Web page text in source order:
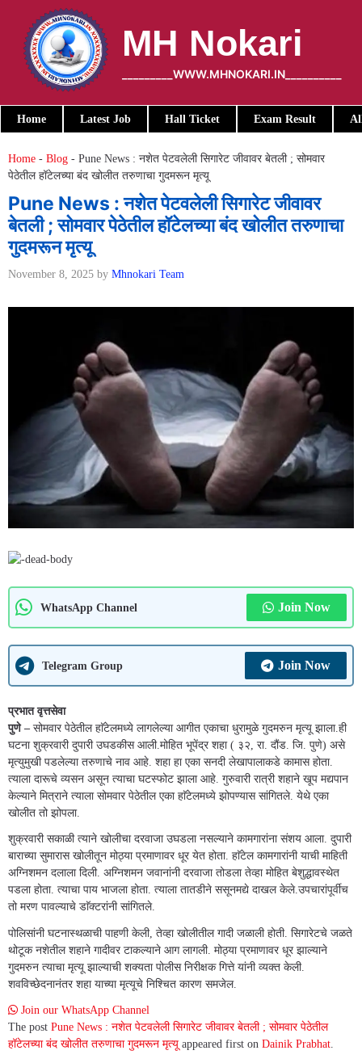
content
MH Nokari
_________WWW.MHNOKARI.IN__________
Home Latest Job Hall Ticket Exam Result
Home - Blog - Pune News : नशेत पेटवलेली सिगारेट जीवावर बेतली ; सोमवार
पेठेतील हॉटेलच्या बंद खोलीत तरुणाचा गुदमरून मृत्यू
Pune News : नशेत पेटवलेली सिगारेट जीवावर
बेतली ; सोमवार पेठेतील हॉटेलच्या बंद खोलीत तरुणाचा
गुदमरून मृत्यू
November 8, 2025 by Mhnokari Team
WhatsApp Channel Join Now
Telegram Group Join Now
प्रभात वृत्तसेवा
पुणे – सोमवार पेठेतील हाॅटेलमध्ये लागलेल्या आगीत एकाचा धुरामुळे गुदमरुन मृत्यू झाला.ही
घटना शुक्रवारी दुपारी उघडकीस आली.मोहित भूपेंद्र शहा ( ३२, रा. दौंड. जि. पुणे) असे
मृत्युमुखी पडलेल्या तरुणाचे नाव आहे. शहा हा एका सनदी लेखापालाकडे कामास होता.
त्याला दारूचे व्यसन असून त्याचा घटस्फोट झाला आहे. गुरुवारी रात्री शहाने खूप मद्यपान
केल्याने मित्राने त्याला सोमवार पेठेतील एका हाॅटेलमध्ये झोपण्यास सांगितले. येथे एका
खोलीत तो झोपला.
शुक्रवारी सकाळी त्याने खोलीचा दरवाजा उघडला नसल्याने कामगारांना संशय आला. दुपारी
बाराच्या सुमारास खोलीतून मोठ्या प्रमाणावर धूर येत होता. हाॅटेल कामगारांनी याची माहिती
अग्निशमन दलाला दिली. अग्निशमन जवानांनी दरवाजा तोडला तेव्हा मोहित बेशुद्धावस्थेत
पडला होता. त्याचा पाय भाजला होता. त्याला तातडीने ससूनमद्ये दाखल केले.उपचारांपूर्वीच
तो मरण पावल्याचे डाॅक्टरांनी सांगितले.
पोलिसांनी घटनास्थळाची पाहणी केली, तेव्हा खोलीतील गादी जळाली होती. सिगारेटचे जळते
थोटूक नशेतील शहाने गादीवर टाकल्याने आग लागली. मोठ्या प्रमाणावर धूर झाल्याने
गुदमरुन त्याचा मृत्यू झाल्याची शक्यता पोलीस निरीक्षक गित्ते यांनी व्यक्त केली.
शवविच्छेदनानंतर शहा याच्या मृत्यूचे निश्चित कारण समजेल.
Join our WhatsApp Channel
The post Pune News : नशेत पेटवलेली सिगारेट जीवावर बेतली ; सोमवार पेठेतील
हॉटेलच्या बंद खोलीत तरुणाचा गुदमरून मृत्यू appeared first on Dainik Prabhat